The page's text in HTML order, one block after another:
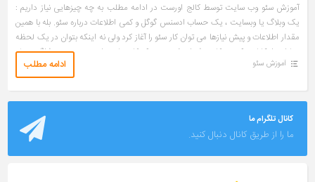
آموزش سئو وب سایت توسط کالج اورست در ادامه مطلب به چه چیزهایی نیاز داریم :
یک وبلاگ یا وبسایت ، یک حساب ادسنس گوگل و کمی اطلاعات درباره سئو. بله با همین
مقدار اطلاعات و پیش نیازها می توان کار سئو را آغاز کرد ولی نه اینکه بتوان در یک لحظه
و با این امکانات یک سئوکار حرفه ای شد. سئو یک کار زمان بر است. یعنی هم فراگیری علم
و دانش آن بر […]
آموزش سئو ادامه مطلب
کانال تلگرام ما
ما را از طریق کانال دنبال کنید.